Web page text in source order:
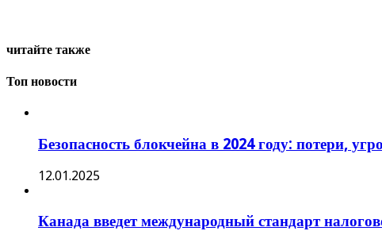
читайте также
Топ новости
Безопасность блокчейна в 2024 году: потери,
12.01.2025
Канада введет международный стандарт